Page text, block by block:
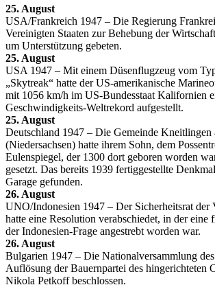
25. August
USA/Frankreich 1947 – Die Regierung
Vereinigten Staaten zur Behebung der
um Unterstützung gebeten.
25. August
USA 1947 – Mit einem Düsenflugzeug vom
„Skytreak“ hatte der US-amerikanische
mit 1056 km/h im US-Bundesstaat Kalifornien
Geschwindigkeits-Weltrekord aufgestellt.
25. August
Deutschland 1947 – Die Gemeinde Kneitlingen
(Niedersachsen) hatte ihrem Sohn, dem
Eulenspiegel, der 1300 dort geboren worden
gesetzt. Das bereits 1939 fertiggestellte
Garage gefunden.
26. August
UNO/Indonesien 1947 – Der Sicherheitsrat der
hatte eine Resolution verabschiedet, in der eine
der Indonesien-Frage angestrebt worden war.
26. August
Bulgarien 1947 – Die Nationalversammlung
Auflösung der Bauernpartei des hingerichteten
Nikola Petkoff beschlossen.